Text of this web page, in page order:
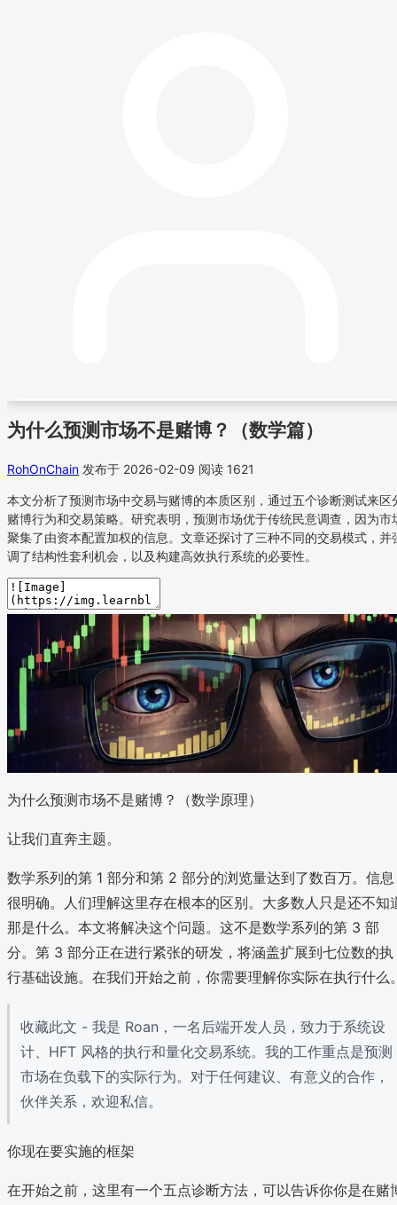
为什么预测市场不是赌博？（数学篇）
RohOnChain 发布于 2026-02-09 阅读 1621
本文分析了预测市场中交易与赌博的本质区别，通过五个诊断测试来区
赌博行为和交易策略。研究表明，预测市场优于传统民意调查，因为市
聚集了由资本配置加权的信息。文章还探讨了三种不同的交易模式，并
调了结构性套利机会，以及构建高效执行系统的必要性。
为什么预测市场不是赌博？（数学原理）
让我们直奔主题。
数学系列的第 1 部分和第 2 部分的浏览量达到了数百万。信息
很明确。人们理解这里存在根本的区别。大多数人只是还不知
那是什么。本文将解决这个问题。这不是数学系列的第 3 部
分。第 3 部分正在进行紧张的研发，将涵盖扩展到七位数的执
行基础设施。在我们开始之前，你需要理解你实际在执行什么
收藏此文 - 我是 Roan，一名后端开发人员，致力于系统设
计、HFT 风格的执行和量化交易系统。我的工作重点是预测
市场在负载下的实际行为。对于任何建议、有意义的合作，
伙伴关系，欢迎私信。
你现在要实施的框架
在开始之前，这里有一个五点诊断方法，可以告诉你你是在赌